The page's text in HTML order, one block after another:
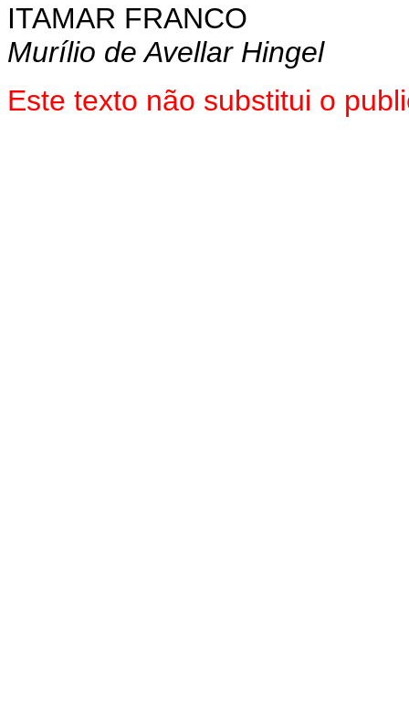
ITAMAR FRANCO
Murílio de Avellar Hingel
Este texto não substitui o